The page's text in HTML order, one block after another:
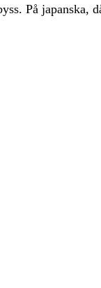
På japanska,